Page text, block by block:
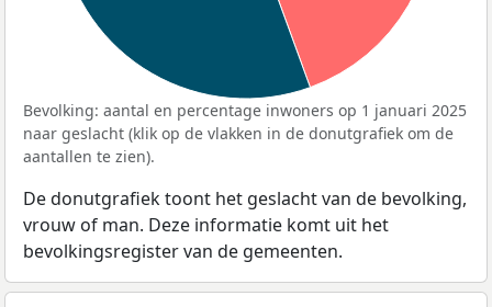
Bevolking: aantal en percentage inwoners op 1 januari 2025
naar geslacht (klik op de vlakken in de donutgrafiek om de
aantallen te zien).
De donutgrafiek toont het geslacht van de bevolking,
vrouw of man. Deze informatie komt uit het
bevolkingsregister van de gemeenten.